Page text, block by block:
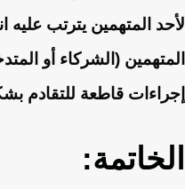
لأحد المتهمين يترتب عليه
المتهمين (الشركاء أو
إجراءات قاطعة للتقادم
الخاتمة: